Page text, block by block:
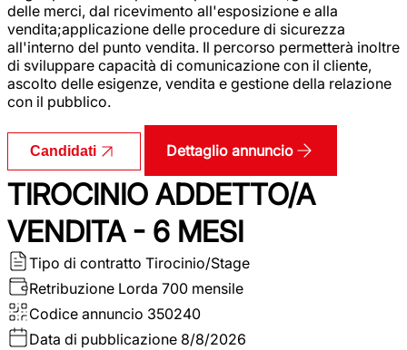
delle merci, dal ricevimento all'esposizione e alla
vendita;applicazione delle procedure di sicurezza
all'interno del punto vendita. Il percorso permetterà inoltre
di sviluppare capacità di comunicazione con il cliente,
ascolto delle esigenze, vendita e gestione della relazione
con il pubblico.
Candidati Dettaglio annuncio
TIROCINIO ADDETTO/A
VENDITA - 6 MESI
Tipo di contratto Tirocinio/Stage
Retribuzione Lorda 700 mensile
Codice annuncio 350240
Data di pubblicazione 8/8/2026